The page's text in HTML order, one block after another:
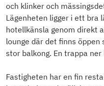
och klinker och
Lägenheten ligger i ett bra
hotellkänsla genom direkt
lounge där det finns
stor balkong. En trappa
Fastigheten har en fin